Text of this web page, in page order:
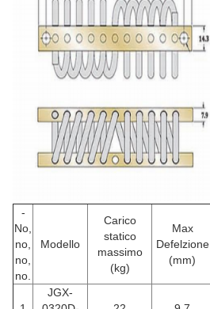
-
No,
no,
no,
no.
Modello
Carico
statico
massimo
(kg)
Max
Defelzione
(mm)
JGX-